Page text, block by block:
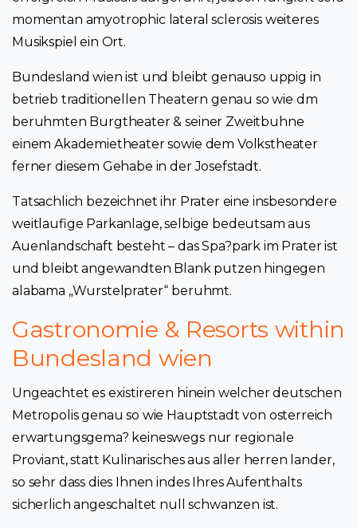
momentan amyotrophic lateral sclerosis weiteres
Musikspiel ein Ort.
Bundesland wien ist und bleibt genauso uppig in
betrieb traditionellen Theatern genau so wie dm
beruhmten Burgtheater & seiner Zweitbuhne
einem Akademietheater sowie dem Volkstheater
ferner diesem Gehabe in der Josefstadt.
Tatsachlich bezeichnet ihr Prater eine insbesondere
weitlaufige Parkanlage, selbige bedeutsam aus
Auenlandschaft besteht – das Spa?park im Prater ist
und bleibt angewandten Blank putzen hingegen
alabama „Wurstelprater“ beruhmt.
Gastronomie & Resorts within
Bundesland wien
Ungeachtet es existireren hinein welcher deutschen
Metropolis genau so wie Hauptstadt von osterreich
erwartungsgema? keineswegs nur regionale
Proviant, statt Kulinarisches aus aller herren lander,
so sehr dass dies Ihnen indes Ihres Aufenthalts
sicherlich angeschaltet null schwanzen ist.